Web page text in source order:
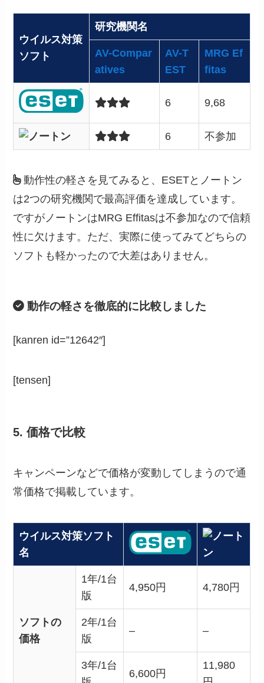
ウイルス対策
ソフト
研究機関名
AV-Compar
atives
AV-T
EST
MRG Ef
fitas
6 9,68
6 不参加
動作性の軽さを見てみると、ESETとノートン
は2つの研究機関で最高評価を達成しています。
ですがノートンはMRG Effitasは不参加なので信頼
性に欠けます。ただ、実際に使ってみてどちらの
ソフトも軽かったので大差はありません。
動作の軽さを徹底的に比較しました
[kanren id=”12642″]
[tensen]
5. 価格で比較
キャンペーンなどで価格が変動してしまうので通
常価格で掲載しています。
ウイルス対策ソフト
名
ソフトの
価格
1年/1台
版
4,950円 4,780円
2年/1台
版
– –
3年/1台
6,600円
11,980